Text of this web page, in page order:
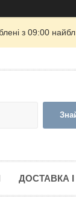
з 09:00
ДОСТАВКА